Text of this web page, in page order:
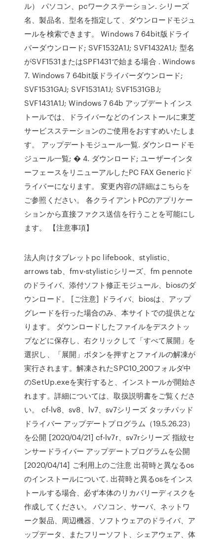
ル） パソコン、pcワークステーション. シリーズ
名、製品名、型名を指定して、ダウンロードモジュ
ールを検索できます。 Windows 7 64bit版ドライ
バーダウンロード; SVF1532A1J; SVF1432A1J; 型名
がSVF1531またはSPF1431で始まる場合 . Windows
7. Windows 7 64bit版ドライバーダウンロード;
SVF1531GAJ; SVF1531A1J; SVF1531GBJ;
SVF1431A1J; Windows 7 64b アップデートインス
トールでは、ドライバーなどのインストールに東芝
サービスステーションのご使用をおすすめいたしま
す。 アップデートモジュール一覧. ダウンロードモ
ジュール一覧; � 4. ダウンロード; ユーザーインタ
ーフェースをリニューアルしたPC FAX Genericド
ライバーになります。 変更内容の詳細はこちらを
ご参照ください。 各クライアントPCのアプリケー
ションから直接ファクス送信を行うことを可能にし
ます。 【注意事項】
法人向けタブレットpc lifebook、stylistic、
arrows tab、fmv-stylisticシリーズ、fm pennote
のドライバ、添付ソフト修正モジュール、biosのダ
ウンロード。 [ご注意] ドライバ、biosは、アップ
グレードを行った場合のみ、本サイトでの提供とな
ります。 ダウンロードしたファイルをデスクトッ
プなどに保存し、右クリックして「すべて展開」を
選択し、「展開」ボタンを押すとファイルの解凍が
実行されます。解凍されたSPC10_200フォルダ中
のSetUp.exeを実行すると、インストールが開始さ
れます。詳細については、取扱説明書をご覧くださ
い。 cf-lv8、sv8、lv7、sv7シリーズ タッチパッド
ドライバー アップデートプログラム（19.5.26.23）
を公開 [2020/04/21] cf-lv7r、sv7rシリーズ 指紋セ
ンサードライバー アップデートプログラムを公開
[2020/04/14] ご利用上のご注意 出荷時と異なるos
のインストールについて. 出荷時と異るosをインス
トールする場合、必ず本体のリカバリーディスクを
作成してください。 パソコン、サーバ、ネットワ
ーク製品、周辺機器、ソフトウェアのドライバ、ア
ップデータ、またフリーソフト、シェアウェア、体